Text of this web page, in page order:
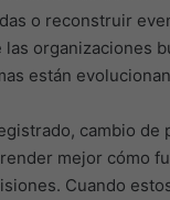
o reconstruir
organizaciones
están
cambio
mejor cómo
Cuando